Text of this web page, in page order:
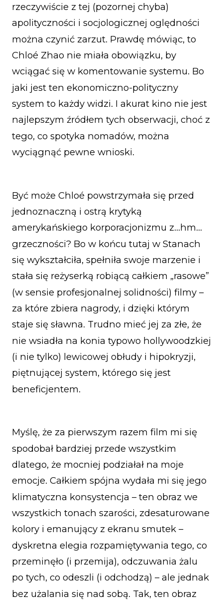
rzeczywiście z tej (pozornej chyba)
apolityczności i socjologicznej oględności
można czynić zarzut. Prawdę mówiąc, to
Chloé Zhao nie miała obowiązku, by
wciągać się w komentowanie systemu. Bo
jaki jest ten ekonomiczno-polityczny
system to każdy widzi. I akurat kino nie jest
najlepszym źródłem tych obserwacji, choć z
tego, co spotyka nomadów, można
wyciągnąć pewne wnioski.
Być może Chloé powstrzymała się przed
jednoznaczną i ostrą krytyką
amerykańskiego korporacjonizmu z…hm…
grzeczności? Bo w końcu tutaj w Stanach
się wykształciła, spełniła swoje marzenie i
stała się reżyserką robiącą całkiem „rasowe”
(w sensie profesjonalnej solidności) filmy –
za które zbiera nagrody, i dzięki którym
staje się sławna. Trudno mieć jej za złe, że
nie wsiadła na konia typowo hollywoodzkiej
(i nie tylko) lewicowej obłudy i hipokryzji,
piętnującej system, którego się jest
beneficjentem.
Myślę, że za pierwszym razem film mi się
spodobał bardziej przede wszystkim
dlatego, że mocniej podziałał na moje
emocje. Całkiem spójna wydała mi się jego
klimatyczna konsystencja – ten obraz we
wszystkich tonach szarości, zdesaturowane
kolory i emanujący z ekranu smutek –
dyskretna elegia rozpamiętywania tego, co
przeminęło (i przemija), odczuwania żalu
po tych, co odeszli (i odchodzą) – ale jednak
bez użalania się nad sobą. Tak, ten obraz